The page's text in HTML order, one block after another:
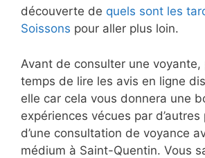
découverte de quels sont les
Soissons pour aller plus loin.
Avant de consulter une voyante,
temps de lire les avis en ligne
elle car cela vous donnera une
expériences vécues par
d’une consultation de voyance
médium à Saint-Quentin. Vous